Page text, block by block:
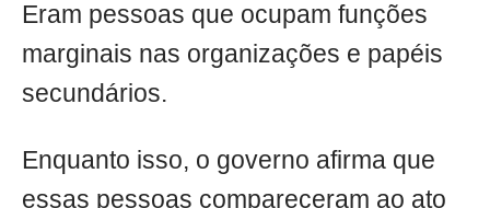
Eram pessoas que ocupam funções
marginais nas organizações e papéis
secundários.
Enquanto isso, o governo afirma que
essas pessoas compareceram ao ato